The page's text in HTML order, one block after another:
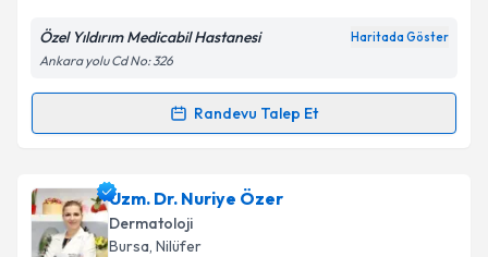
Kişisel verilerimin işlenmesine ilişkin
Aydınlatma
Metni'ni okudum ve kişisel verilerimin belirtilen
kapsamda işlenmesini kabul ediyorum.
Özel Yıldırım Medicabil Hastanesi Haritada Göster
Ankara yolu Cd No: 326
Randevu Talep Et
Randevu Takvimi Talebi
Uzm. Dr. Aydın Tunçiçin randevu takvimi talebi
oluşturun. Size bu uzmandan randevu almanız için bir
takvim hazırlandığında e-posta ile bilgilendireceğiz.
Uzm. Dr. Nuriye Özer
Dermatoloji
Bursa, Nilüfer